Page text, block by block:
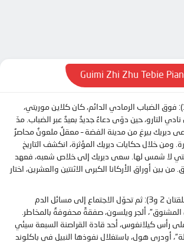
مدينة الفضة (الحلقة 1): فوق الضباب الرمادي الدائم، كان كلاين موريتي،
نادي التارو، حين دوّى دعاءٌ جديدٌ بعيدٌ عبر الضباب. مدّ
ديريك بيرغ من مدينة الفضة – معقلٌ ملعونٌ محاصرٌ
ومن خلال حكايات ديريك المؤثرة، انكشف التاريخ
التي لا شمس لها. سعى ديريك إلى خلاص شعبه، فعهد
بين أوراق الأركانا الكبرى الاثنتين والعشرين، اختار
المطاردة المحددة (الحلقتان 2 و3): ثم تحوّل الاجتماع إلى مسائل الدم
المشنوق”، ألجر ويلسون، صفقةً محفوفةٌ بالمخاطر.
رأس كيلانغوس، أحد قادة القراصنة السبعة سيئي
أودري هول، باستغلال نفوذها النبيل في باكلوند